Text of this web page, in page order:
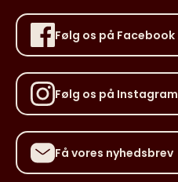
Følg os på Facebook
Følg os på Instagram
Få vores nyhedsbrev